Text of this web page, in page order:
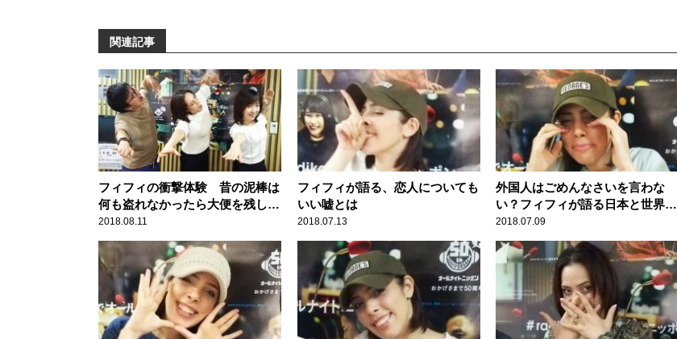
関連記事
フィフィの衝撃体験 昔の泥棒は
何も盗れなかったら大便を残し
た！？
2018.08.11
フィフィが語る、恋人についても
いい嘘とは
2018.07.13
外国人はごめんなさいを言わな
い？フィフィが語る日本と世界の
違い
2018.07.09